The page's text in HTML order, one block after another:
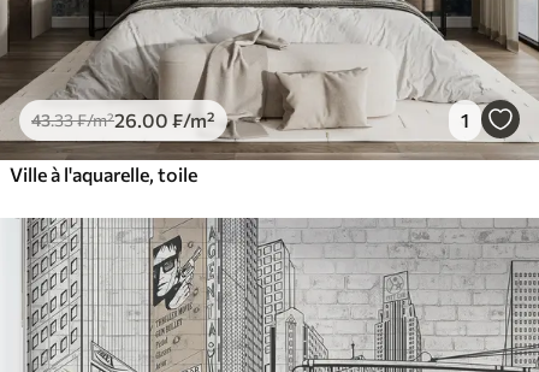
43.33₣/m²26.00 ₣/m² 1
Ville à l'aquarelle, toile